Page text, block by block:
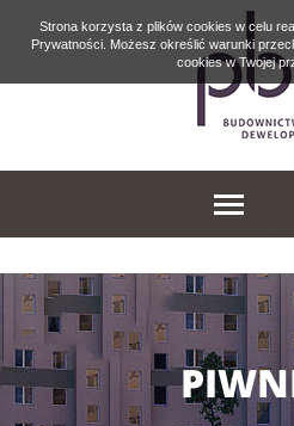
Strona korzysta z plików cookies w celu
Prywatności. Możesz określić warunki
cookies w Twojej